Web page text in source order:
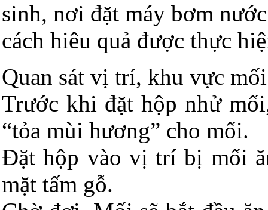
sinh, nơi đặt máy bơm
cách hiêu quả được thực
Quan sát vị trí, khu vực
Trước khi đặt hộp nhử
“tỏa mùi hương” cho mối.
Đặt hộp vào vị trí bị mối
mặt tấm gỗ.